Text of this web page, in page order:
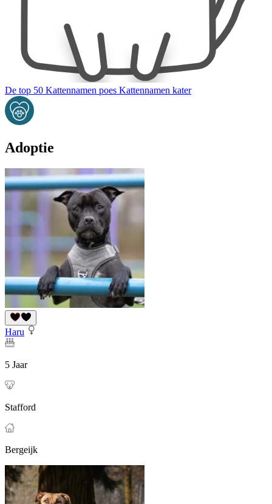
De top 50 Kattennamen poes Kattennamen kater
Adoptie
Haru
5 Jaar
Stafford
Bergeijk